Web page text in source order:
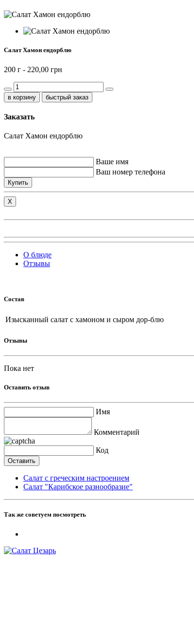
Салат Хамон ендорблю
200 г - 220,00 грн
быстрый заказ
Заказать
Салат Хамон ендорблю
Ваше имя
Ваш номер телефона
Купить
X
О блюде
Отзывы
Состав
Изысканный салат с хамоном и сыром дор-блю
Отзывы
Пока нет
Оставить отзыв
Имя
Комментарий
Код
Салат с греческим настроением
Салат "Карибское разнообразие"
Так же советуем посмотреть